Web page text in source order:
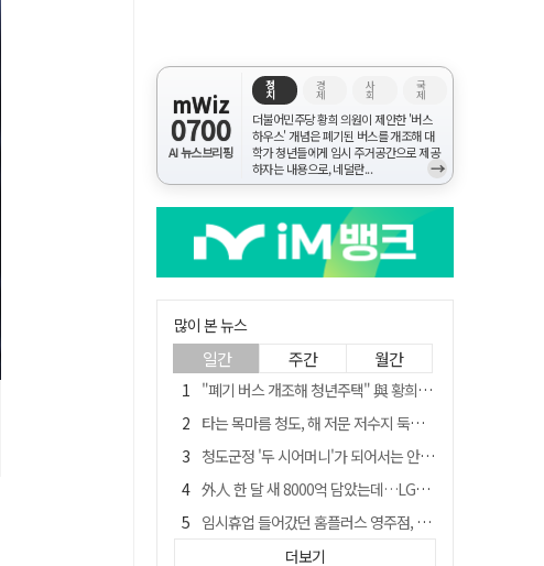
mWiz
0700
AI 뉴스브리핑
정
치
경
제
사
회
국
제
더불어민주당 황희 의원이 제안한 '버스
하우스' 개념은 폐기된 버스를 개조해 대
학가 청년들에게 임시 주거공간으로 제공
하자는 내용으로, 네덜란...
→
많이 본 뉴스
일간 주간 월간
"폐기 버스 개조해 청년주택" 與 황희…'딸 학비는 年 4200만원'
타는 목마름 청도, 해 저문 저수지 둑에 군수가 서 있었다
청도군정 '두 시어머니'가 되어서는 안된다
外人 한 달 새 8000억 담았는데…LG이노텍 목표주가는 왜 엇갈릴까
임시휴업 들어갔던 홈플러스 영주점, 7일 영업 재개…지하 1층만 운영
신세계사이먼, 대구 아울렛 토지매매 계약 체결… 사업 본궤도
더보기